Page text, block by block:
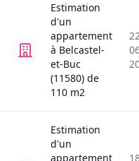
Estimation
d'un
appartement
à Belcastel-
et-Buc
(11580) de
110 m2
Estimation
d'un
appartement